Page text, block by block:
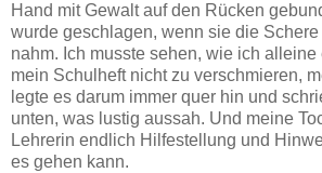
Hand mit Gewalt auf den Rücken
wurde geschlagen, wenn sie die
nahm. Ich musste sehen, wie ich alleine
mein Schulheft nicht zu verschmieren,
legte es darum immer quer hin und
unten, was lustig aussah. Und meine
Lehrerin endlich Hilfestellung und
es gehen kann.